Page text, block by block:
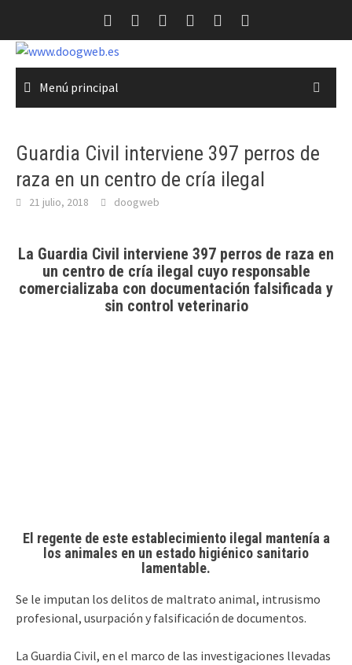
contenido
Menú principal
Guardia Civil interviene 397 perros de
raza en un centro de cría ilegal
21 julio, 2018 doogweb
La Guardia Civil interviene 397 perros de raza en
un centro de cría ilegal cuyo responsable
comercializaba con documentación falsificada y
sin control veterinario
El regente de este establecimiento ilegal mantenía a
los animales en un estado higiénico sanitario
lamentable.
Se le imputan los delitos de maltrato animal, intrusismo
profesional, usurpación y falsificación de documentos.
La Guardia Civil, en el marco de las investigaciones llevadas